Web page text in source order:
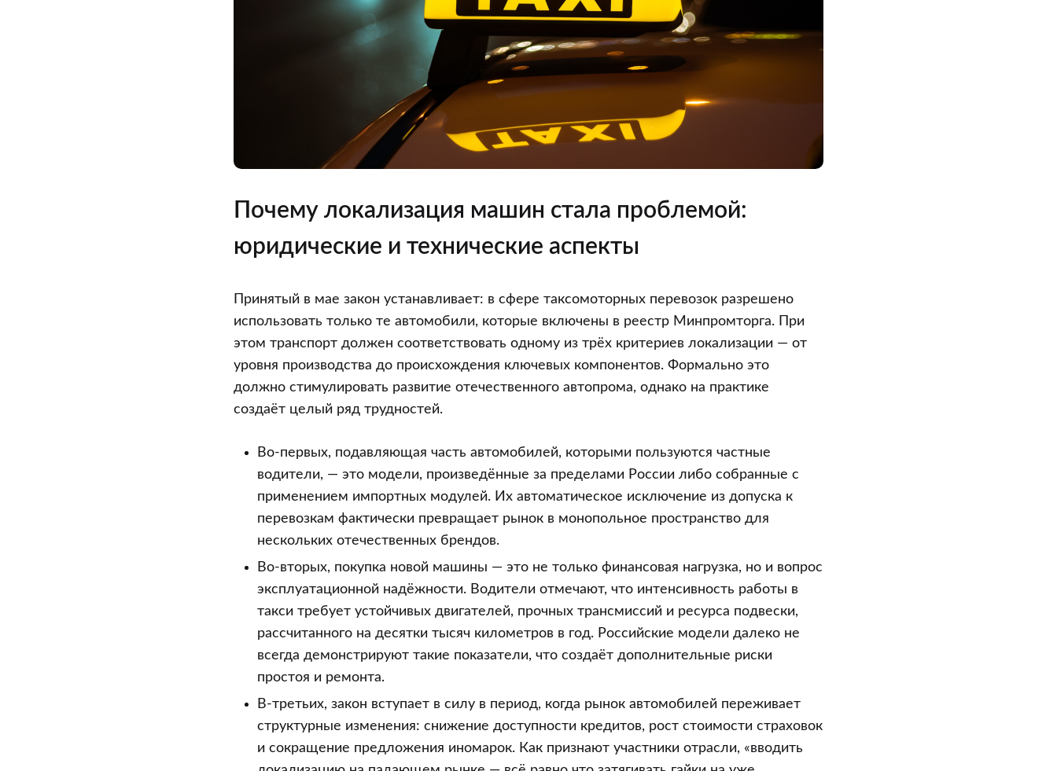
Почему локализация машин стала проблемой:
юридические и технические аспекты
Принятый в мае закон устанавливает: в сфере таксомоторных перевозок разрешено
использовать только те автомобили, которые включены в реестр Минпромторга. При
этом транспорт должен соответствовать одному из трёх критериев локализации — от
уровня производства до происхождения ключевых компонентов. Формально это
должно стимулировать развитие отечественного автопрома, однако на практике
создаёт целый ряд трудностей.
Во-первых, подавляющая часть автомобилей, которыми пользуются частные
водители, — это модели, произведённые за пределами России либо собранные с
применением импортных модулей. Их автоматическое исключение из допуска к
перевозкам фактически превращает рынок в монопольное пространство для
нескольких отечественных брендов.
Во-вторых, покупка новой машины — это не только финансовая нагрузка, но и вопрос
эксплуатационной надёжности. Водители отмечают, что интенсивность работы в
такси требует устойчивых двигателей, прочных трансмиссий и ресурса подвески,
рассчитанного на десятки тысяч километров в год. Российские модели далеко не
всегда демонстрируют такие показатели, что создаёт дополнительные риски
простоя и ремонта.
В-третьих, закон вступает в силу в период, когда рынок автомобилей переживает
структурные изменения: снижение доступности кредитов, рост стоимости страховок
и сокращение предложения иномарок. Как признают участники отрасли, «вводить